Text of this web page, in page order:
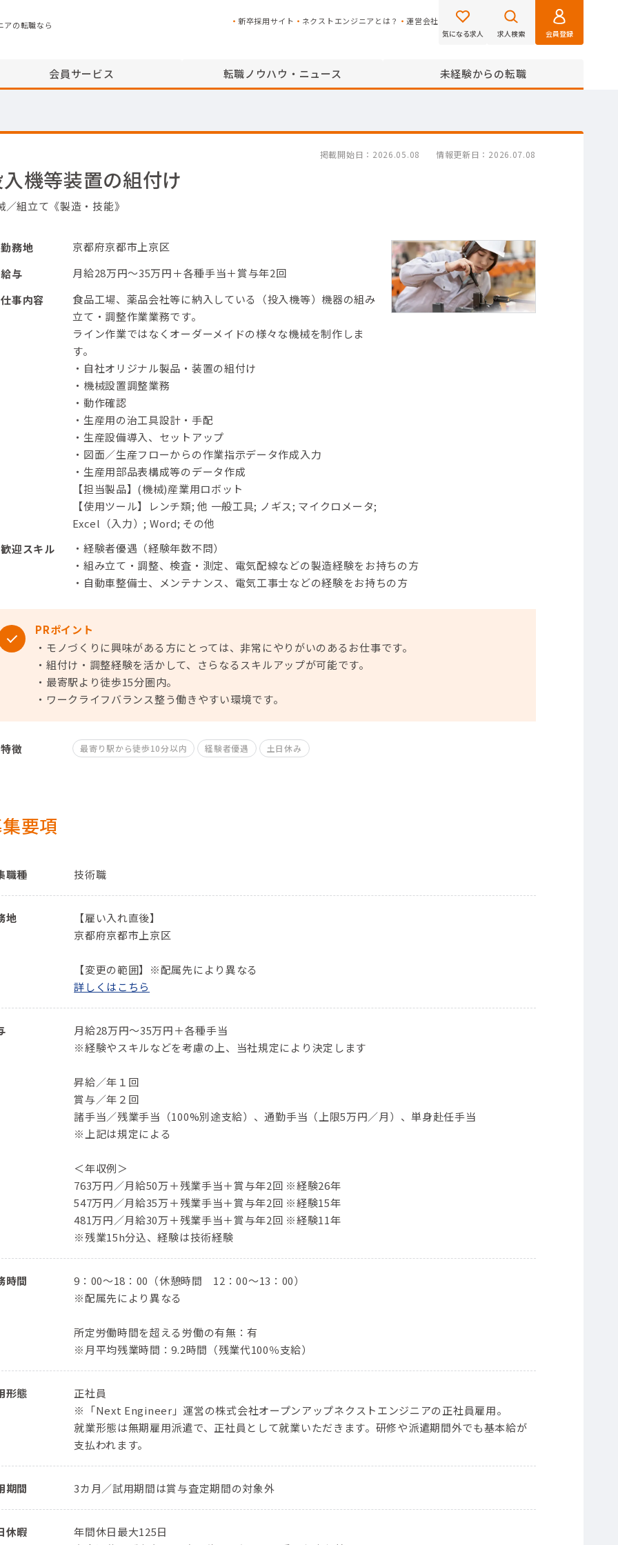
アの転職なら 新卒採用サイト ネクストエンジニアとは？ 運営会社
気になる求人 求人検索 会員登録
会員サービス 転職ノウハウ・ニュース 未経験からの転職
掲載開始日 2026.05.08 情報更新日 2026.07.08
機等装置の組付け
／組立て《製造・技能》
勤務地
京都府京都市上京区
給与
月給28万円～35万円＋各種手当＋賞与年2回
仕事内容
食品工場、薬品会社等に納入している（投入機等）機器の組み
立て・調整作業業務です。
ライン作業ではなくオーダーメイドの様々な機械を制作しま
す。
・自社オリジナル製品・装置の組付け
・機械設置調整業務
・動作確認
・生産用の治工具設計・手配
・生産設備導入、セットアップ
・図面／生産フローからの作業指示データ作成入力
・生産用部品表構成等のデータ作成
【担当製品】(機械)産業用ロボット
【使用ツール】レンチ類; 他 一般工具; ノギス; マイクロメータ;
Excel（入力）; Word; その他
歓迎スキル
・経験者優遇（経験年数不問）
・組み立て・調整、検査・測定、電気配線などの製造経験をお持ちの方
・自動車整備士、メンテナンス、電気工事士などの経験をお持ちの方
PRポイント
・モノづくりに興味がある方にとっては、非常にやりがいのあるお仕事です。
・組付け・調整経験を活かして、さらなるスキルアップが可能です。
・最寄駅より徒歩15分圏内。
・ワークライフバランス整う働きやすい環境です。
特徴 最寄り駅から徒歩10分以内 経験者優遇 土日休み
要項
職種 技術職
地
【雇い入れ直後】
京都府京都市上京区
【変更の範囲】※配属先により異なる
詳しくはこちら
月給28万円～35万円＋各種手当
※経験やスキルなどを考慮の上、当社規定により決定します
昇給／年１回
賞与／年２回
諸手当／残業手当（100%別途支給）、通勤手当（上限5万円／月）、単身赴任手当
※上記は規定による
＜年収例＞
763万円／⽉給50万＋残業⼿当＋賞与年2回 ※経験26年
547万円／⽉給35万＋残業⼿当＋賞与年2回 ※経験15年
481万円／⽉給30万＋残業⼿当＋賞与年2回 ※経験11年
※残業15h分込、経験は技術経験
時間
9：00〜18：00（休憩時間 12：00〜13：00）
※配属先により異なる
所定労働時間を超える労働の有無：有
※月平均残業時間：9.2時間（残業代100％支給）
形態
正社員
※「Next Engineer」運営の株式会社オープンアップネクストエンジニアの正社員雇用。
就業形態は無期雇用派遣で、正社員として就業いただきます。研修や派遣期間外でも基本給が
支払われます。
期間 3カ月／試用期間は賞与査定期間の対象外
休暇
年間休日最大125日